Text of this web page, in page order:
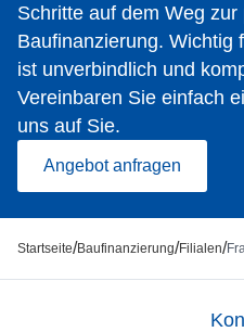
Schritte auf dem Weg zur
Baufinanzierung. Wichtig
ist unverbindlich und
Vereinbaren Sie einfach
uns auf Sie.
Angebot anfragen
Startseite/Baufinanzierung/Filialen/